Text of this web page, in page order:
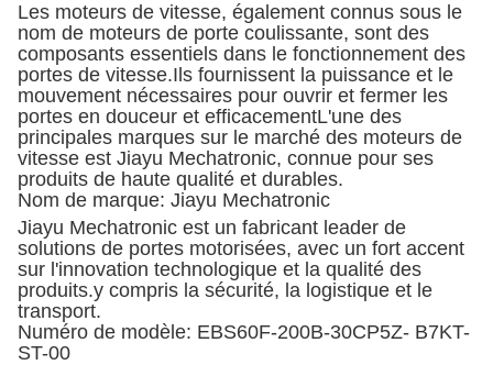
Les moteurs de vitesse, également connus sous le
nom de moteurs de porte coulissante, sont des
composants essentiels dans le fonctionnement des
portes de vitesse.Ils fournissent la puissance et le
mouvement nécessaires pour ouvrir et fermer les
portes en douceur et efficacementL'une des
principales marques sur le marché des moteurs de
vitesse est Jiayu Mechatronic, connue pour ses
produits de haute qualité et durables.
Nom de marque: Jiayu Mechatronic
Jiayu Mechatronic est un fabricant leader de
solutions de portes motorisées, avec un fort accent
sur l'innovation technologique et la qualité des
produits.y compris la sécurité, la logistique et le
transport.
Numéro de modèle: EBS60F-200B-30CP5Z- B7KT-
ST-00